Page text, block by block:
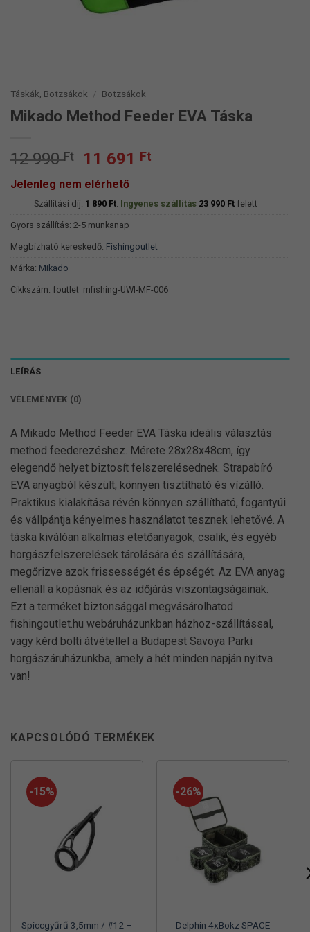
Táskák, Botzsákok / Botzsákok
Mikado Method Feeder EVA Táska
12 990Ft
Original
price
was:
12
990 Ft.
11 691 Ft
11
Jelenleg nem elérhető
Szállítási díj: 1 890 Ft. Ingyenes szállítás 23 990 Ftfelett
Gyors szállítás: 2-5 munkanap
Megbízható kereskedő: Fishingoutlet
Márka: Mikado
Cikkszám: foutlet_mfishing-UWI-MF-006
LEÍRÁS
VÉLEMÉNYEK (0)
A Mikado Method Feeder EVA Táska ideális választás
method feederezéshez. Mérete 28x28x48cm, így
elegendő helyet biztosít felszerelésednek. Strapabíró
EVA anyagból készült, könnyen tisztítható és vízálló.
Praktikus kialakítása révén könnyen szállítható, fogantyúi
és vállpántja kényelmes használatot tesznek lehetővé. A
táska kiválóan alkalmas etetőanyagok, csalik, és egyéb
horgászfelszerelések tárolására és szállítására,
megőrizve azok frissességét és épségét. Az EVA anyag
ellenáll a kopásnak és az időjárás viszontagságainak.
Ezt a terméket biztonsággal megvásárolhatod
fishingoutlet.hu webáruházunkban házhoz-szállítással,
vagy kérd bolti átvétellel a Budapest Savoya Parki
horgászáruházunkba, amely a hét minden napján nyitva
van!
KAPCSOLÓDÓ TERMÉKEK
-15%
Spiccgyűrű 3,5mm / #12 –
-26%
Delphin 4xBokz SPACE